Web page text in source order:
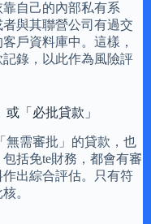
自己的內部私有系
與其聯營公司有過交
戶資料庫中。這樣，
錄，以此作為風險評
「必批貸款」
無需審批」的貸款，也
括免te財務，都會有審
出綜合評估。只有符
。